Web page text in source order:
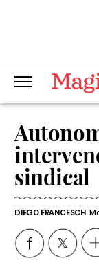
sindical
DIEGO FRANCESCH